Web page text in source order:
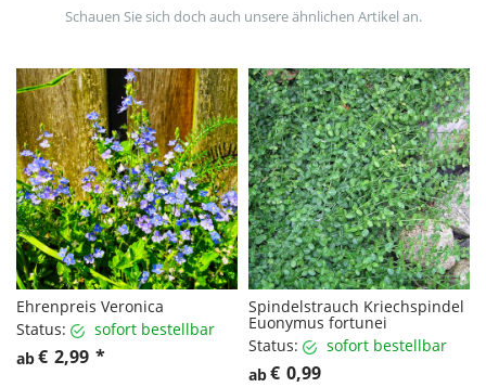
Schauen Sie sich doch auch unsere ähnlichen Artikel an.
Ehrenpreis Veronica
Status:
sofort bestellbar
ab€ 2,99 *
Spindelstrauch Kriechspindel
Euonymus fortunei
Status:
sofort bestellbar
ab€ 0,99